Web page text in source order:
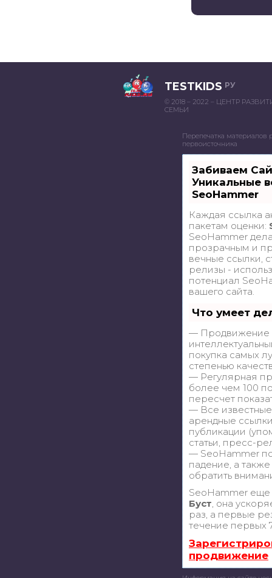
TESTKIDS РУ
© 2018 – 2022 – ЦЕНТР
СЕМЬИ
Перепечатка материалов
первоисточника
Забиваем
Уникальные
SeoHammer
Каждая ссылка
пакетам оценки:
SeoHammer
прозрачным и
вечные ссылки,
релизы -
потенциал
вашего сайта.
Что умеет
— Продвижение
покупка самых
степенью
— Регулярная
более чем 100
пересчет
— Все
арендные
публикации
статьи, пресс-
— SeoHammer
падение, а
обратить
SeoHammer еще
Буст, она
раз, а первые
течение первых
продвижение